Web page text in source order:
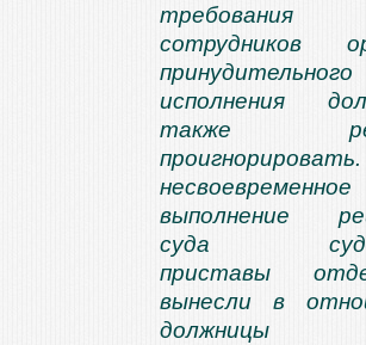
требования
сотрудников
принудительного
исполнения
также
несвоевременное
выполнение
суда
приставы
вынесли в
должницы